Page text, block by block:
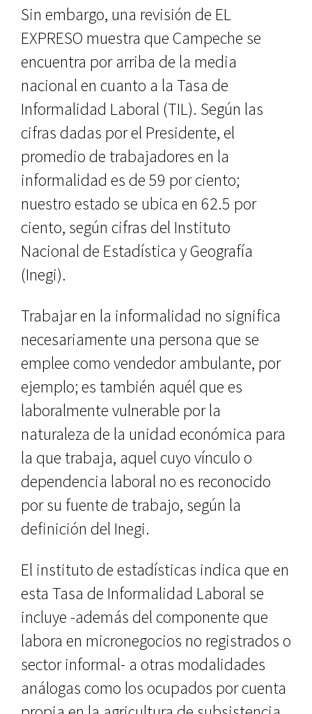
Sin embargo, una revisión de EL
EXPRESO muestra que Campeche se
encuentra por arriba de la media
nacional en cuanto a la Tasa de
Informalidad Laboral (TIL). Según las
cifras dadas por el Presidente, el
promedio de trabajadores en la
informalidad es de 59 por ciento;
nuestro estado se ubica en 62.5 por
ciento, según cifras del Instituto
Nacional de Estadística y Geografía
(Inegi).
Trabajar en la informalidad no significa
necesariamente una persona que se
emplee como vendedor ambulante, por
ejemplo; es también aquél que es
laboralmente vulnerable por la
naturaleza de la unidad económica para
la que trabaja, aquel cuyo vínculo o
dependencia laboral no es reconocido
por su fuente de trabajo, según la
definición del Inegi.
El instituto de estadísticas indica que en
esta Tasa de Informalidad Laboral se
incluye -además del componente que
labora en micronegocios no registrados o
sector informal- a otras modalidades
análogas como los ocupados por cuenta